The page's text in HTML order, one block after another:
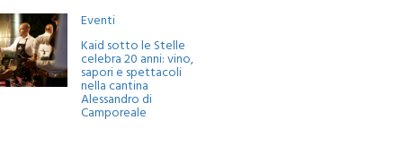
Eventi
Kaid sotto le Stelle
celebra 20 anni: vino,
sapori e spettacoli
nella cantina
Alessandro di
Camporeale